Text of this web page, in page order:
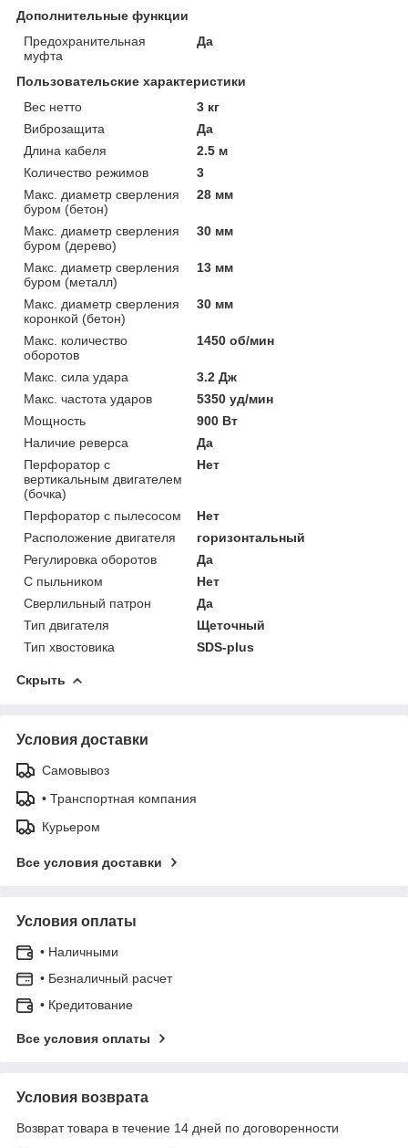
Дополнительные функции
Предохранительная
муфта
Да
Пользовательские характеристики
Вес нетто
3 кг
Виброзащита
Да
Длина кабеля
2.5 м
Количество режимов
3
Макс. диаметр сверления
буром (бетон)
28 мм
Макс. диаметр сверления
буром (дерево)
30 мм
Макс. диаметр сверления
буром (металл)
13 мм
Макс. диаметр сверления
коронкой (бетон)
30 мм
Макс. количество
оборотов
1450 об/мин
Макс. сила удара
3.2 Дж
Макс. частота ударов
5350 уд/мин
Мощность
900 Вт
Наличие реверса
Да
Перфоратор с
вертикальным двигателем
(бочка)
Нет
Перфоратор с пылесосом
Нет
Расположение двигателя
горизонтальный
Регулировка оборотов
Да
С пыльником
Нет
Сверлильный патрон
Да
Тип двигателя
Щеточный
Тип хвостовика
SDS-plus
Скрыть
Условия доставки
Самовывоз
• Транспортная компания
Курьером
Все условия доставки
Условия оплаты
• Наличными
• Безналичный расчет
• Кредитование
Все условия оплаты
Условия возврата
Возврат товара в течение 14 дней по договоренности